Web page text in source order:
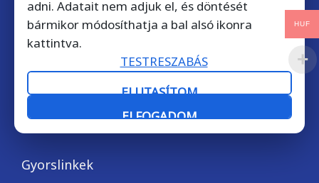
Kérdése van? Hívjon bátran!
+36 1 901 7372
Telefonos ügyfélszolgálatunk munkanapokon 9-17 óra
között érhető el.
Email kapcsolat: licencek@softdirect.hu
Gyorslinkek
HUF
adni. Adatait nem adjuk el, és döntését
bármikor módosíthatja a bal alsó ikonra
kattintva.
TESTRESZABÁS
ELUTASÍTOM
ELFOGADOM